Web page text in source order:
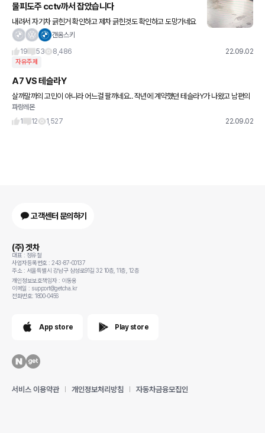
물피도주 cctv까서 잡았습니다
내려서 자기차 긁힌거 확인하고 제차 긁힌것도 확인하고 도망가네요
ㅋㅋㅋㅋ
갠옴스키
19
53 8,486 22.09.02
자유주제
A7 VS 테슬라Y
살까말까의 고민이 아니라 어느걸 팔까네요.. 작년에 계약했던 테슬라Y가 나왔고 남편의
로망인 테슬라가 주차장에 뙁.. 테슬라가 언제나올지몰라 아우디 22년식A7 올1월에 뽑
아서 잘 타고있어요 남편은
파랑레몬
1
12 1,527 22.09.02
고객센터 문의하기
(주) 겟차
대표 : 정유철
사업자등록번호 : 243-87-00137
주소 : 서울특별시 강남구 삼성로91길 32 10층, 11층, 12층
개인정보보호책임자 : 이동용
이메일 : support@getcha.kr
전화번호: 1800-0456
App store Play store
서비스 이용약관 개인정보처리방침 자동차금융모집인